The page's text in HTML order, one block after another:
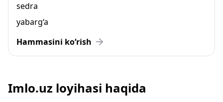
sedra
yabarg‘a
Hammasini ko‘rish
Imlo.uz loyihasi haqida